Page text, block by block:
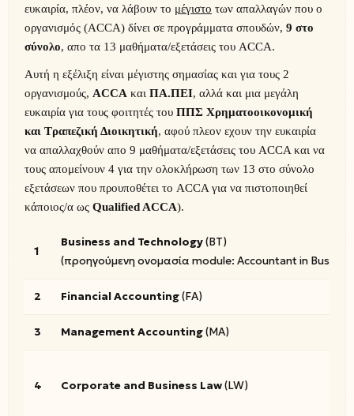
ευκαιρία, πλέον, να λάβουν το μέγιστο των απαλλαγών που ο
οργανισμός (ACCA) δίνει σε προγράμματα σπουδών, 9 στο
σύνολο, απο τα 13 μαθήματα/εξετάσεις του ACCA.
Αυτή η εξέλιξη είναι μέγιστης σημασίας και για τους 2
οργανισμούς, ACCA και ΠΑ.ΠΕΙ, αλλά και μια μεγάλη
ευκαιρία για τους φοιτητές του ΠΠΣ Χρηματοοικονομική
και Τραπεζική Διοικητική, αφού πλεον εχουν την ευκαιρία
να απαλλαχθούν απο 9 μαθήματα/εξετάσεις του ACCA και να
τους απομείνουν 4 για την ολοκλήρωση των 13 στο σύνολο
εξετάσεων που προυποθέτει το ACCA για να πιστοποιηθεί
κάποιος/α ως Qualified ACCA).
1
Business and Technology(BT)
(προηγούμενη ονομασία module: Accountant in
2 Financial Accounting(FA)
3 Management Accounting(MA)
4 Corporate and Business Law(LW)